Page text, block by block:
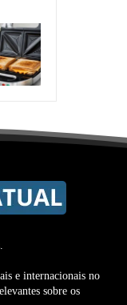
e internacionais no
sobre os